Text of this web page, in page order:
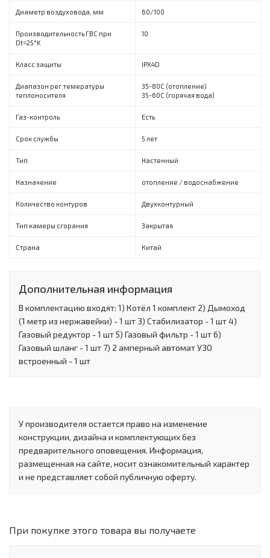
Диаметр воздуховода, мм 60/100
Производительность ГВС при
Dt=25°K
10
Класс защиты IPX4D
Диапазон рег.темературы
теплоносителя
35-80С (отопление)
35-60С (горячая вода)
Газ-контроль Есть
Срок службы 5 лет
Тип Настенный
Назначение отопление / водоснабжение
Количество контуров Двухконтурный
Тип камеры сгорания Закрытая
Страна Китай
Дополнительная информация
В комплектацию входят: 1) Котёл 1 комплект 2) Дымоход
(1 метр из нержавейки) - 1 шт 3) Стабилизатор - 1 шт 4)
Газовый редуктор - 1 шт 5) Газовый фильтр - 1 шт 6)
Газовый шланг - 1 шт 7) 2 амперный автомат УЗО
встроенный - 1 шт
У производителя остается право на изменение
конструкции, дизайна и комплектующих без
предварительного оповещения. Информация,
размещенная на сайте, носит ознакомительный характер
и не представляет собой публичную оферту.
При покупке этого товара вы получаете